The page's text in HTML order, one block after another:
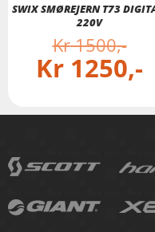
SWIX SMØREJERN T73
220V
Kr1500
Kr 1250